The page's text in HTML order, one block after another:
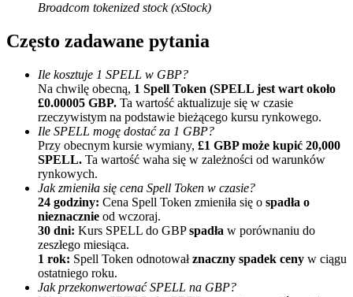
Afiliaci Bitrue
Aż do 65% prowizji!
Polecaj
Zaproś przyjaciela, aby otrzymać nagrody pieniężne
BTC Welcome Rewards
Broadcom tokenized stock (xStock)
Często zadawane pytania
Ile kosztuje 1 SPELL w GBP?
Na chwilę obecną, 1 Spell Token (SPELL jest wart około
£0.00005 GBP. Ta wartość aktualizuje się w czasie
rzeczywistym na podstawie bieżącego kursu rynkowego.
Ile SPELL mogę dostać za 1 GBP?
Przy obecnym kursie wymiany, £1 GBP może kupić 20,000
SPELL. Ta wartość waha się w zależności od warunków
rynkowych.
Jak zmieniła się cena Spell Token w czasie?
24 godziny: Cena Spell Token zmieniła się o spadła o
nieznacznie od wczoraj.
30 dni: Kurs SPELL do GBPspadła w porównaniu do
zeszłego miesiąca.
1 rok: Spell Token odnotowałznaczny spadek ceny w ciągu
ostatniego roku.
Jak przekonwertować SPELL na GBP?